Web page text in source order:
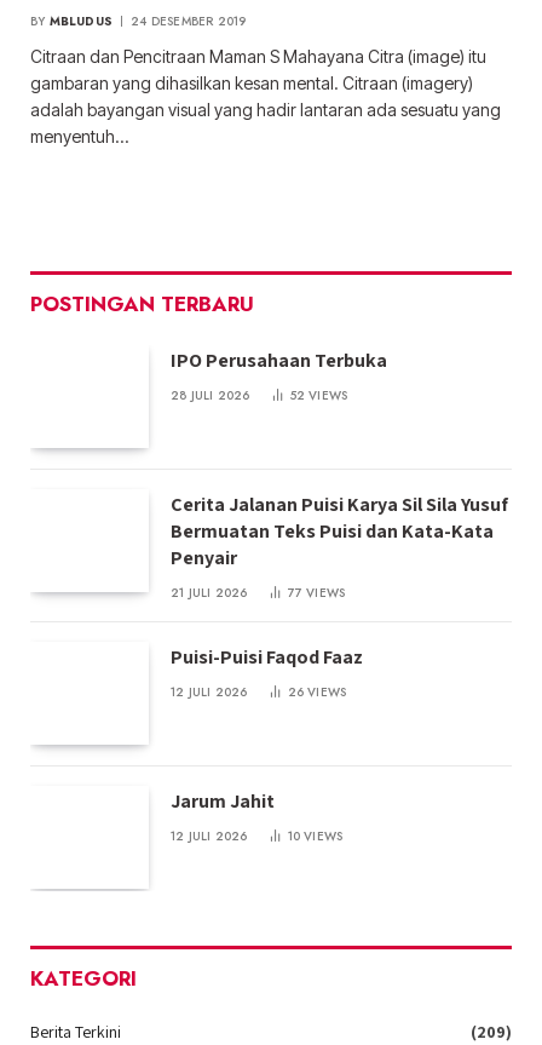
BY MBLUDUS 24 DESEMBER 2019
Citraan dan Pencitraan Maman S Mahayana Citra (image) itu
gambaran yang dihasilkan kesan mental. Citraan (imagery)
adalah bayangan visual yang hadir lantaran ada sesuatu yang
menyentuh…
POSTINGAN TERBARU
IPO Perusahaan Terbuka
28 JULI 2026 52VIEWS
Cerita Jalanan Puisi Karya Sil Sila Yusuf
Bermuatan Teks Puisi dan Kata-Kata
Penyair
21 JULI 2026 77VIEWS
Puisi-Puisi Faqod Faaz
12 JULI 2026 26VIEWS
Jarum Jahit
12 JULI 2026 10VIEWS
KATEGORI
Berita Terkini
(209)